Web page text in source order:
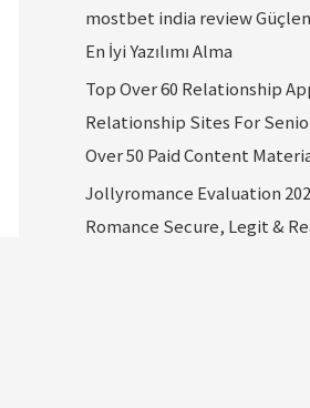
mostbet india review
En İyi Yazılımı Alma
Top Over 60 Relationship
Relationship Sites For
Over 50 Paid Content
Jollyromance Evaluation
Romance Secure, Legit &